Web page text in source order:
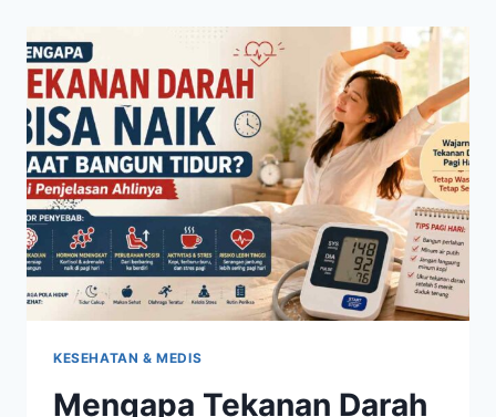
BAIK
DIKONSUMSI
UNTUK
MENDUKUNG
FUNGSI
OTAK
DAN
JANTUNG
KESEHATAN & MEDIS
Mengapa Tekanan Darah